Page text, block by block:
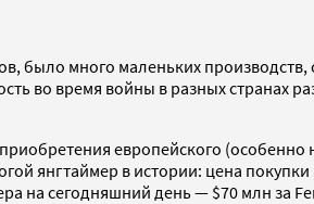
было много маленьких
во время войны в разных странах
европейского
янгтаймер в истории: цена
на сегодняшний день — $70 млн за